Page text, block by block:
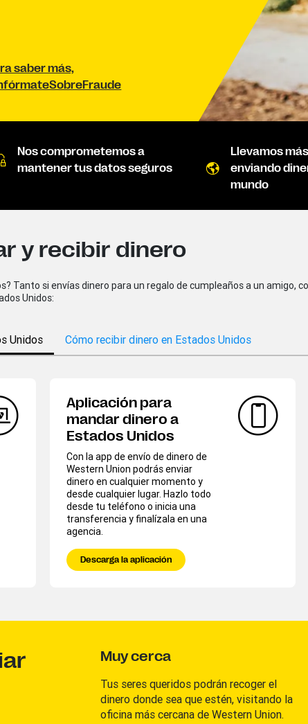
saber más,
Nos comprometemos a
mantener tus datos seguros
Llevamos
enviando
mundo
y recibir dinero
Tanto si envías dinero para un regalo de cumpleaños a un amigo,
Unidos:
Unidos Cómo recibir dinero en Estados Unidos
Aplicación para
mandar dinero a
Estados Unidos
Con la app de envío de dinero de
Western Union podrás enviar
dinero en cualquier momento y
desde cualquier lugar. Hazlo todo
desde tu teléfono o inicia una
transferencia y finalízala en una
agencia.
Descarga la aplicación
Muy cerca
Tus seres queridos podrán recoger el
dinero donde sea que estén, visitando la
oficina más cercana de Western Union.